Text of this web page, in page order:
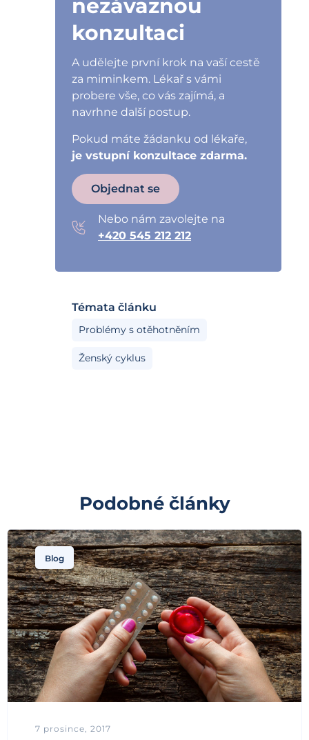
nezávaznou
konzultaci
A udělejte první krok na vaší cestě
za miminkem. Lékař s vámi
probere vše, co vás zajímá, a
navrhne další postup.
Pokud máte žádanku od lékaře,
je vstupní konzultace zdarma.
Objednat se
Nebo nám zavolejte na
+420 545 212 212
Témata článku
Problémy s otěhotněním
Ženský cyklus
Podobné články
Blog
7 prosince, 2017